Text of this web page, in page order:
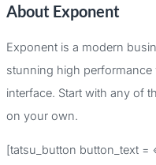
s
r
About Exponent
Exponent is a modern
stunning high
interface. Start with any of
on your own.
[tatsu_button button_text =